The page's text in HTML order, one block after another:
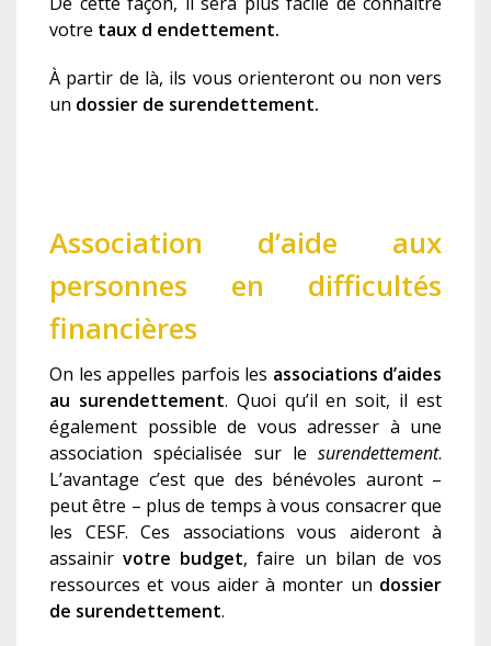
votre taux d endettement.
À partir de là, ils vousorienteront ou non vers
un dossier de surendettement.
Association d’aide aux
personnes en difficultés
financières
On les appelles parfois les associations d’aides
au surendettement. Quoi qu’il en soit, il est
également possible de vous adresser à une
association spécialisée sur le surendettement.
L’avantage c’est que des bénévoles auront –
peut être – plus de temps à vous consacrer que
les CESF. Ces associations vous aideront à
assainirvotre budget, faire un bilan de vos
ressources et vous aider à monter un dossier
de surendettement.